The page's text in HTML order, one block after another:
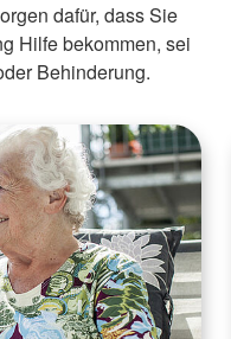
dafür, dass Sie
Hilfe bekommen, sei
Behinderung.